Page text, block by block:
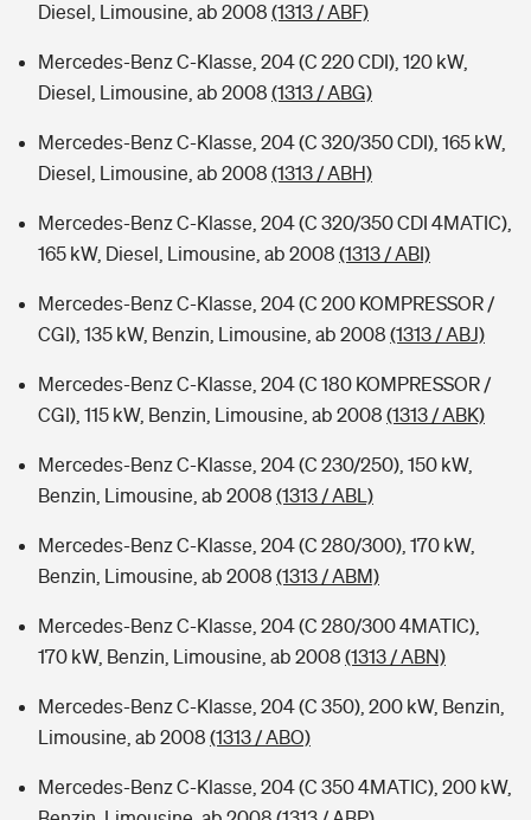
Diesel, Limousine, ab 2008 (1313 / ABF)
Mercedes-Benz C-Klasse, 204 (C 220 CDI), 120 kW,
Diesel, Limousine, ab 2008 (1313 / ABG)
Mercedes-Benz C-Klasse, 204 (C 320/350 CDI), 165 kW,
Diesel, Limousine, ab 2008 (1313 / ABH)
Mercedes-Benz C-Klasse, 204 (C 320/350 CDI 4MATIC),
165 kW, Diesel, Limousine, ab 2008 (1313 / ABI)
Mercedes-Benz C-Klasse, 204 (C 200 KOMPRESSOR /
CGI), 135 kW, Benzin, Limousine, ab 2008 (1313 / ABJ)
Mercedes-Benz C-Klasse, 204 (C 180 KOMPRESSOR /
CGI), 115 kW, Benzin, Limousine, ab 2008 (1313 / ABK)
Mercedes-Benz C-Klasse, 204 (C 230/250), 150 kW,
Benzin, Limousine, ab 2008 (1313 / ABL)
Mercedes-Benz C-Klasse, 204 (C 280/300), 170 kW,
Benzin, Limousine, ab 2008 (1313 / ABM)
Mercedes-Benz C-Klasse, 204 (C 280/300 4MATIC),
170 kW, Benzin, Limousine, ab 2008 (1313 / ABN)
Mercedes-Benz C-Klasse, 204 (C 350), 200 kW, Benzin,
Limousine, ab 2008 (1313 / ABO)
Mercedes-Benz C-Klasse, 204 (C 350 4MATIC), 200 kW,